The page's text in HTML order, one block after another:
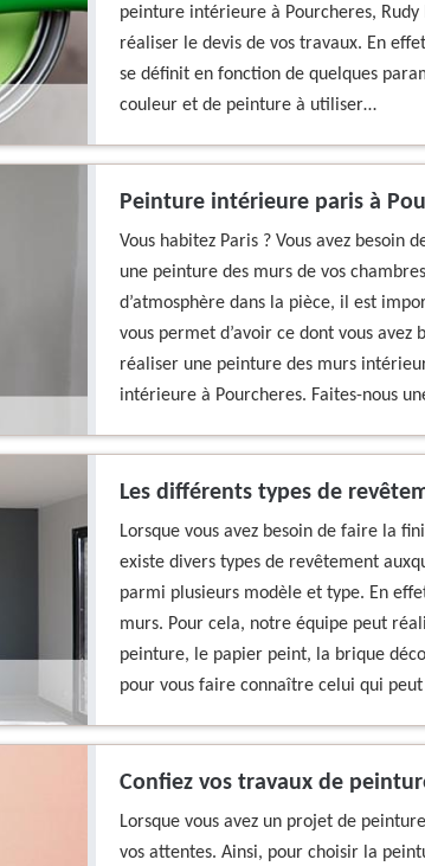
peinture intérieure à Pourcheres,
réaliser le devis de vos travaux. En
se définit en fonction de quelques
couleur et de peinture à utiliser…
Peinture intérieure paris à
Vous habitez Paris ? Vous avez
une peinture des murs de vos
d’atmosphère dans la pièce, il est
vous permet d’avoir ce dont vous avez
réaliser une peinture des murs
intérieure à Pourcheres. Faites-nous
Les différents types de
Lorsque vous avez besoin de faire la
existe divers types de revêtement
parmi plusieurs modèle et type. En
murs. Pour cela, notre équipe peut
peinture, le papier peint, la brique
pour vous faire connaître celui qui
Confiez vos travaux de
Lorsque vous avez un projet de
vos attentes. Ainsi, pour choisir la